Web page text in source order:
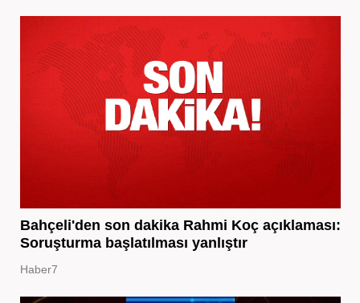
Bahçeli'den son dakika Rahmi Koç açıklaması:
Soruşturma başlatılması yanlıştır
Haber7